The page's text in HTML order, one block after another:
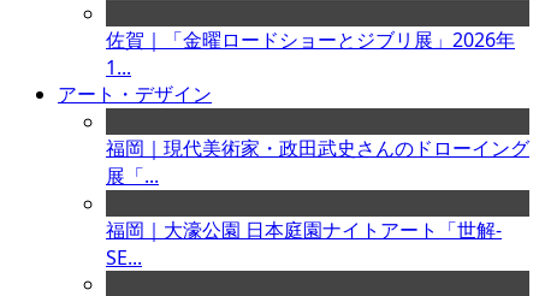
佐賀｜「金曜ロードショーとジブリ展」2026年
1...
アート・デザイン
福岡｜現代美術家・政田武史さんのドローイング
展「...
福岡｜大濠公園 日本庭園ナイトアート「世解-
SE...